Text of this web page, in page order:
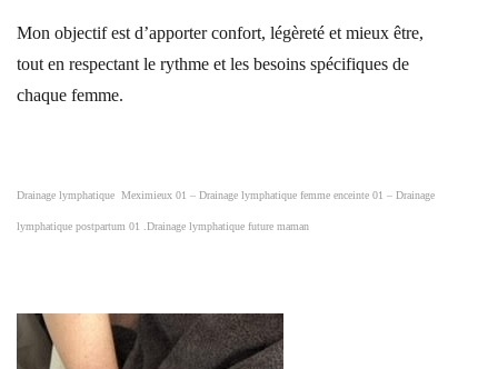
Mon objectif est d’apporter confort, légèreté et mieux être,
tout en respectant le rythme et les besoins spécifiques de
chaque femme.
Drainage lymphatique Meximieux 01 – Drainage lymphatique femme enceinte 01 – Drainage
lymphatique postpartum 01 .Drainage lymphatique future maman